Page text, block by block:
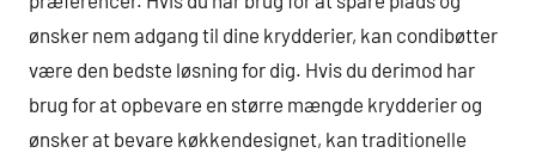
ønsker nem adgang til dine krydderier, kan condibøtter
være den bedste løsning for dig. Hvis du derimod har
brug for at opbevare en større mængde krydderier og
ønsker at bevare køkkendesignet, kan traditionelle